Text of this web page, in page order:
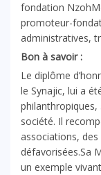
fondation
promoteur-
administratives,
Bon à savoir :
Le diplôme
le Synajic, lui a
philanthropiques,
société. Il
associations,
défavorisées.Sa
un exemple